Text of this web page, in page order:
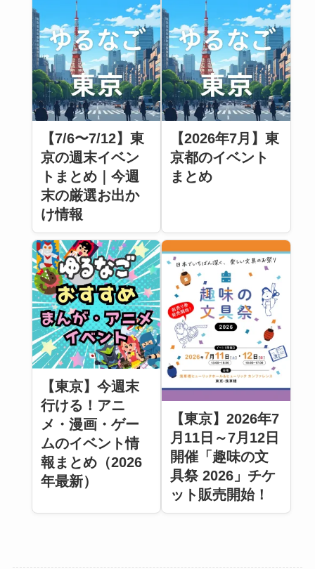
【7/6〜7/12】東
京の週末イベン
トまとめ｜今週
末の厳選お出か
け情報
【2026年7月】東
京都のイベント
まとめ
【東京】今週末
行ける！アニ
メ・漫画・ゲー
ムのイベント情
報まとめ（2026
年最新）
【東京】2026年7
月11日～7月12日
開催「趣味の文
具祭 2026」チケ
ット販売開始！